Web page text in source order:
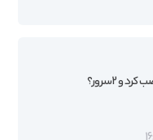
و 2سرور؟